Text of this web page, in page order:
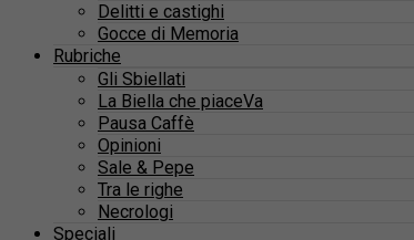
Delitti e castighi
Gocce di Memoria
Rubriche
Gli Sbiellati
La Biella che piaceVa
Pausa Caffè
Opinioni
Sale & Pepe
Tra le righe
Necrologi
Speciali